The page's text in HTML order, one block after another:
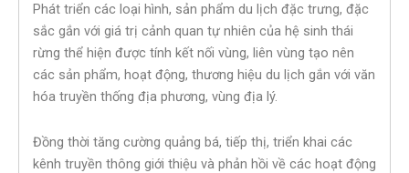
Phát triển các loại hình, sản phẩm du lịch đặc trưng, đặc
sắc gắn với giá trị cảnh quan tự nhiên của hệ sinh thái
rừng thể hiện được tính kết nối vùng, liên vùng tạo nên
các sản phẩm, hoạt động, thương hiệu du lịch gắn với văn
hóa truyền thống địa phương, vùng địa lý.
Đồng thời tăng cường quảng bá, tiếp thị, triển khai các
kênh truyền thông giới thiệu và phản hồi về các hoạt động